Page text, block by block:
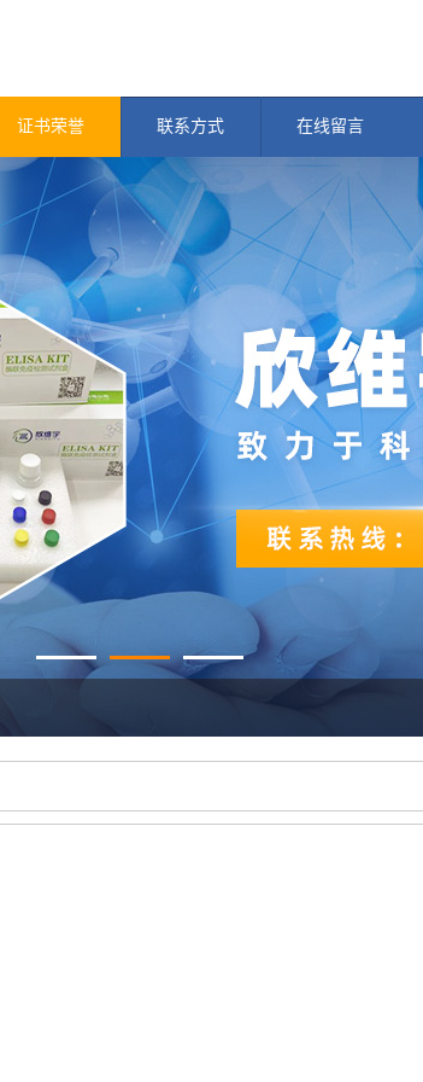
证书荣誉 联系方式 在线留言